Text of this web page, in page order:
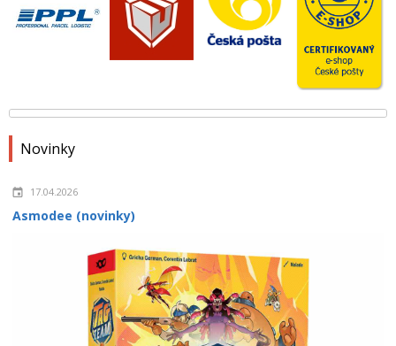
Novinky
17.04.2026
Asmodee (novinky)